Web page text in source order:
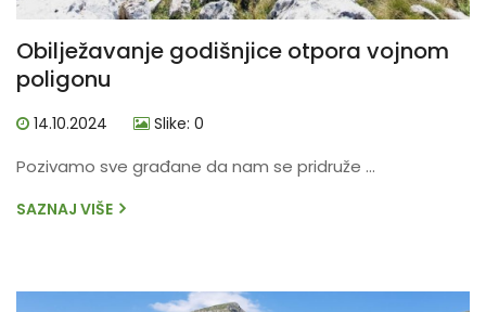
Obilježavanje godišnjice otpora vojnom
poligonu
14.10.2024 Slike: 0
Pozivamo sve građane da nam se pridruže ...
SAZNAJ VIŠE